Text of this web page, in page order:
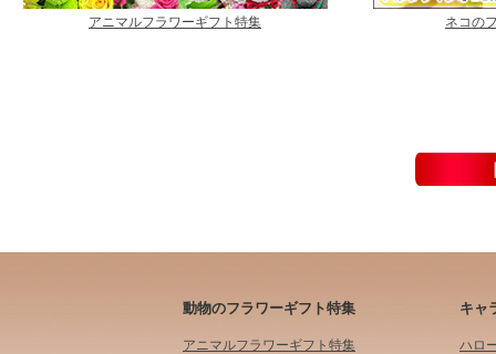
アニマルフラワーギフト特集 ネコの
動物のフラワーギフト特集 キャ
アニマルフラワーギフト特集
ハロ